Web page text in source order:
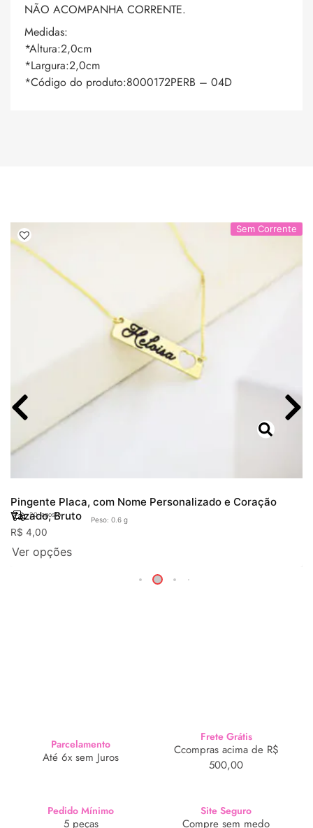
NÃO ACOMPANHA CORRENTE.
Medidas:
*Altura:2,0cm
*Largura:2,0cm
*Código do produto:8000172PERB – 04D
Sem Corrente
Pingente Placa, com Nome Personalizado e Coração
Vazado, Bruto
20. agosto
Peso: 0.6 g
R$ 4,00
Ver opções
Parcelamento
Até 6x sem Juros
Frete Grátis
Ccompras acima de R$
500,00
Pedido Mínimo
5 peças
Site Seguro
Compre sem medo